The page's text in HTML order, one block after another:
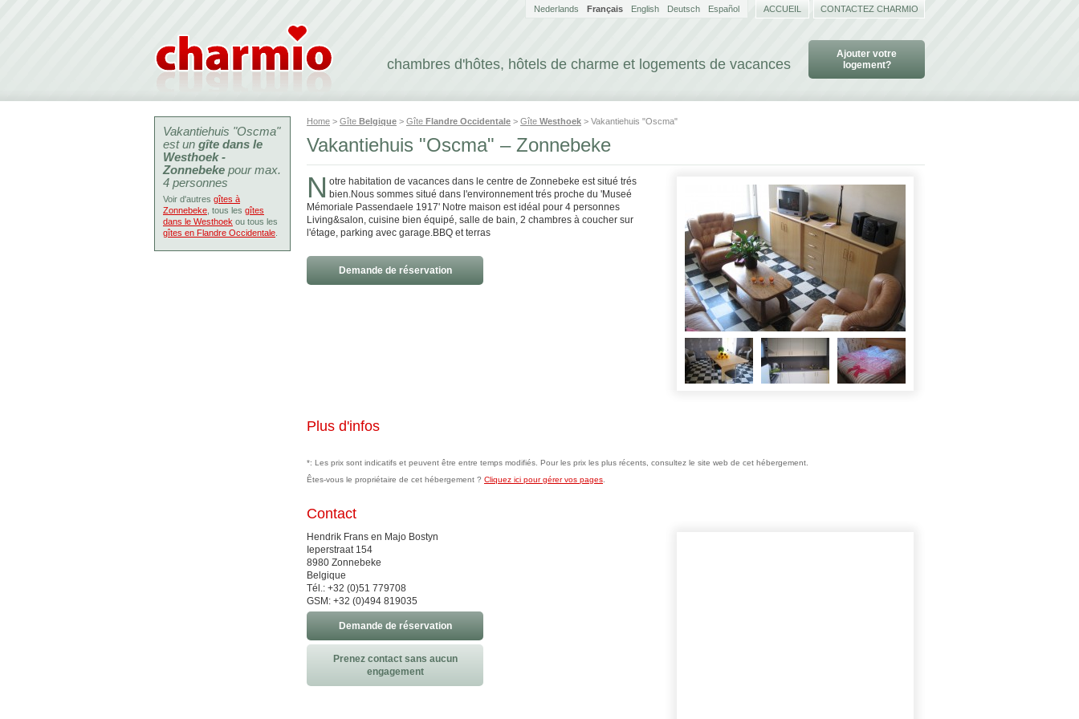
chambres d'hôtes, hôtels de charme et logements de vacances
Ajouter votre
logement?
Nederlands Français English Deutsch Español ACCUEIL CONTACTEZ CHARMIO
Home > Gîte Belgique > Gîte Flandre Occidentale > Gîte Westhoek > Vakantiehuis "Oscma"
Vakantiehuis "Oscma" – Zonnebeke
N otre habitation de vacances dans le centre de Zonnebeke est situé trés
bien.Nous sommes situé dans l'environnement trés proche du 'Museé
Mémoriale Passendaele 1917' Notre maison est idéal pour 4 personnes
Living&salon, cuisine bien équipé, salle de bain, 2 chambres à coucher sur
l'étage, parking avec garage.BBQ et terras
Demande de réservation
Plus d'infos
*: Les prix sont indicatifs et peuvent être entre temps modifiés. Pour les prix les plus récents, consultez le site web de cet hébergement.
Êtes-vous le propriétaire de cet hébergement ? Cliquez ici pour gérer vos pages
Contact
Hendrik Frans en Majo Bostyn
Ieperstraat 154
8980 Zonnebeke
Belgique
Tél.: +32 (0)51 779708
GSM: +32 (0)494 819035
Demande de réservation
Prenez contact sans aucun
engagement
Vakantiehuis "Oscma"
est un gîte dans le
Westhoek -
Zonnebeke pour max.
4 personnes
Voir d'autres gîtes à
Zonnebeke , tous les gîtes
dans le Westhoek ou tous les
gîtes en Flandre Occidentale